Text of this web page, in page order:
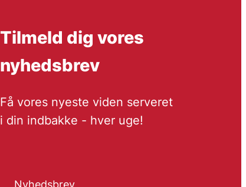
Tilmeld dig vores
nyhedsbrev
Få vores nyeste viden serveret
i din indbakke - hver uge!
Nyhedsbrev